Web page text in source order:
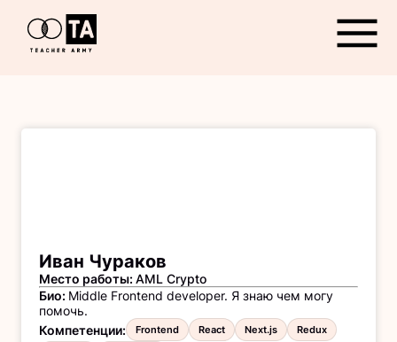
Открыть
Иван Чураков
Место работы: AML Crypto
Био: Middle Frontend developer. Я знаю чем могу
помочь.
Компетенции: Frontend React Next.js
Redux